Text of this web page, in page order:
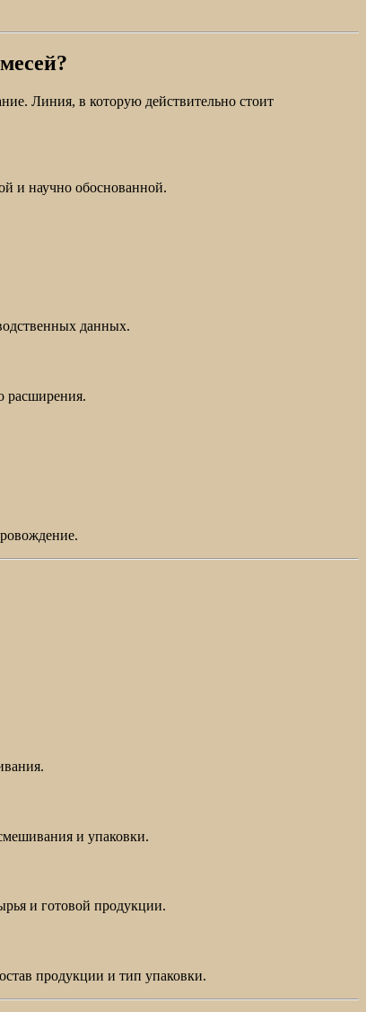
Линия, в которую действительно стоит
и научно обоснованной.
данных.
расширения.
и упаковки.
и готовой продукции.
продукции и тип упаковки.